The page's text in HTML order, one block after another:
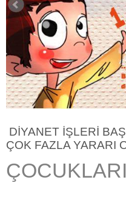
DİYANET İŞLERİ
ÇOK FAZLA YARARI